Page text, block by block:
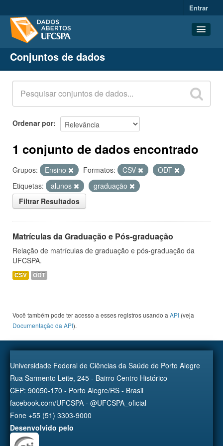
Entrar
Conjuntos de dados
Organizações
Grupos
Sobre
Conjuntos de dados
Ordenar por
1 conjunto de dados encontrado
Grupos: Ensino Formatos: CSV
ODT
Etiquetas:
alunos
graduação
Filtrar Resultados
Matrículas da Graduação e Pós-graduação
Relação de matrículas de graduação e pós-graduação da
UFCSPA.
CSV ODT
Você também pode ter acesso a esses registros usando a API (veja
Documentação da API).
Universidade Federal de Ciências da Saúde de Porto Alegre
Rua Sarmento Leite, 245 - Bairro Centro Histórico
CEP: 90050-170 - Porto Alegre/RS - Brasil
facebook.com/UFCSPA - @UFCSPA_oficial
Fone +55 (51) 3303-9000
Desenvolvido pelo